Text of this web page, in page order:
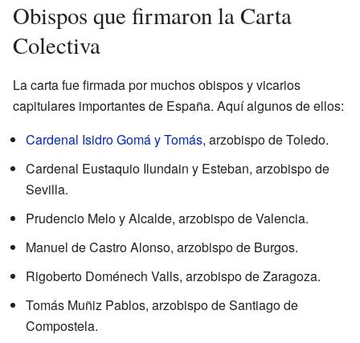
Obispos que firmaron la Carta
Colectiva
La carta fue firmada por muchos obispos y vicarios
capitulares importantes de España. Aquí algunos de ellos:
Cardenal Isidro Gomá y Tomás, arzobispo de Toledo.
Cardenal Eustaquio Ilundain y Esteban, arzobispo de
Sevilla.
Prudencio Melo y Alcalde, arzobispo de Valencia.
Manuel de Castro Alonso, arzobispo de Burgos.
Rigoberto Doménech Valls, arzobispo de Zaragoza.
Tomás Muñiz Pablos, arzobispo de Santiago de
Compostela.